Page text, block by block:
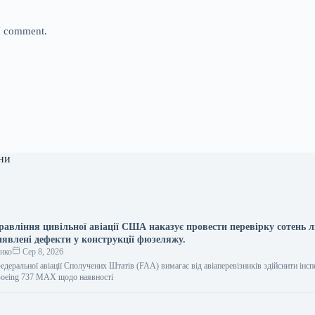
comment.
цивільної авіації США наказує провести перевірку сотень
дефекти у конструкції фюзеляжу.
Сер 8, 2026
авіації Сполучених Штатів (FAA) вимагає від авіаперевізників здійснити
737 MAX щодо наявності